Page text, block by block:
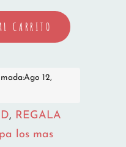
CARRITO
12,
, REGALA
los mas